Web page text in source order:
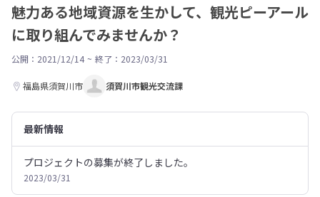
魅力ある地域資源を生かして、観光ピーアール
に取り組んでみませんか？
公開：2021/12/14 ~ 終了：2023/03/31
福島県須賀川市 須賀川市観光交流課
最新情報
プロジェクトの募集が終了しました。
2023/03/31